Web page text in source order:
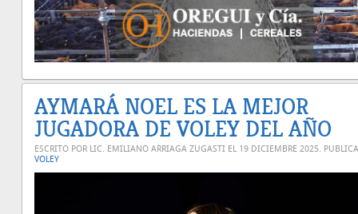
AYMARÁ NOEL ES LA MEJOR
JUGADORA DE VOLEY DEL AÑO
ESCRITO POR LIC. EMILIANO ARRIAGA ZUGASTI EL 19 DICIEMBRE 2025.
VOLEY